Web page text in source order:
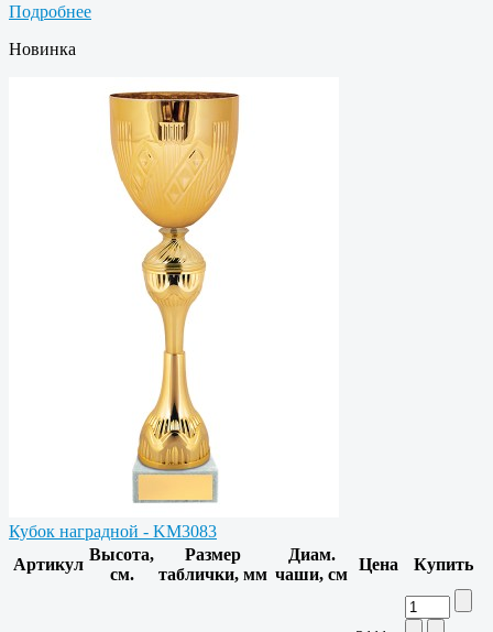
Подробнее
Новинка
Кубок наградной - KM3083
Артикул
Высота,
см.
Размер
таблички, мм
Диам.
чаши, см
Цена Купить